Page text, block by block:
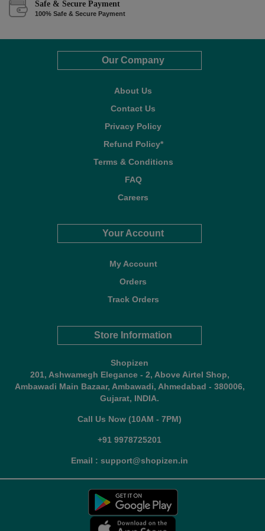
Safe & Secure Payment
100% Safe & Secure Payment
Our Company
About Us
Contact Us
Privacy Policy
Refund Policy*
Terms & Conditions
FAQ
Careers
Your Account
My Account
Orders
Track Orders
Store Information
Shopizen
201, Ashwamegh Elegance - 2, Above Airtel Shop,
Ambawadi Main Bazaar, Ambawadi, Ahmedabad - 380006,
Gujarat, INDIA.
Call Us Now (10AM - 7PM)
+91 9978725201
Email : support@shopizen.in